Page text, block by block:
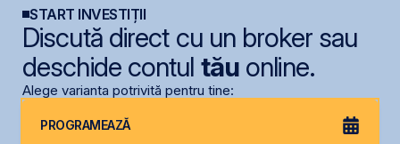
START INVESTIȚII
Discută direct cu un broker sau
deschide contul tăuonline.
Alege varianta potrivită pentru tine:
PROGRAMEAZĂ